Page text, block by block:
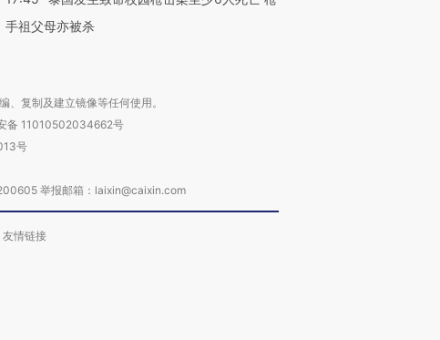
手祖父母亦被杀
复制及建立镜像等任何使用。
备 11010502034662号
号
举报邮箱：laixin@caixin.com
友情链接